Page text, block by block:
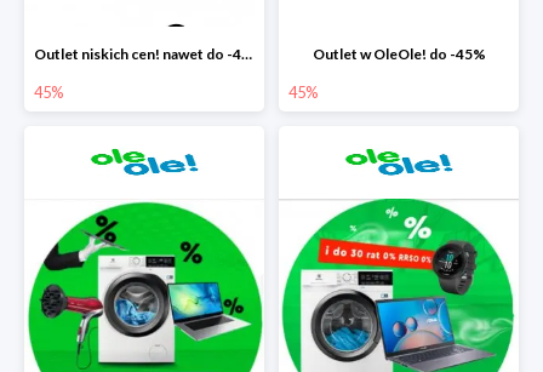
Outlet niskich cen! nawet do -45%
45%
Outlet w OleOle! do -45%
45%